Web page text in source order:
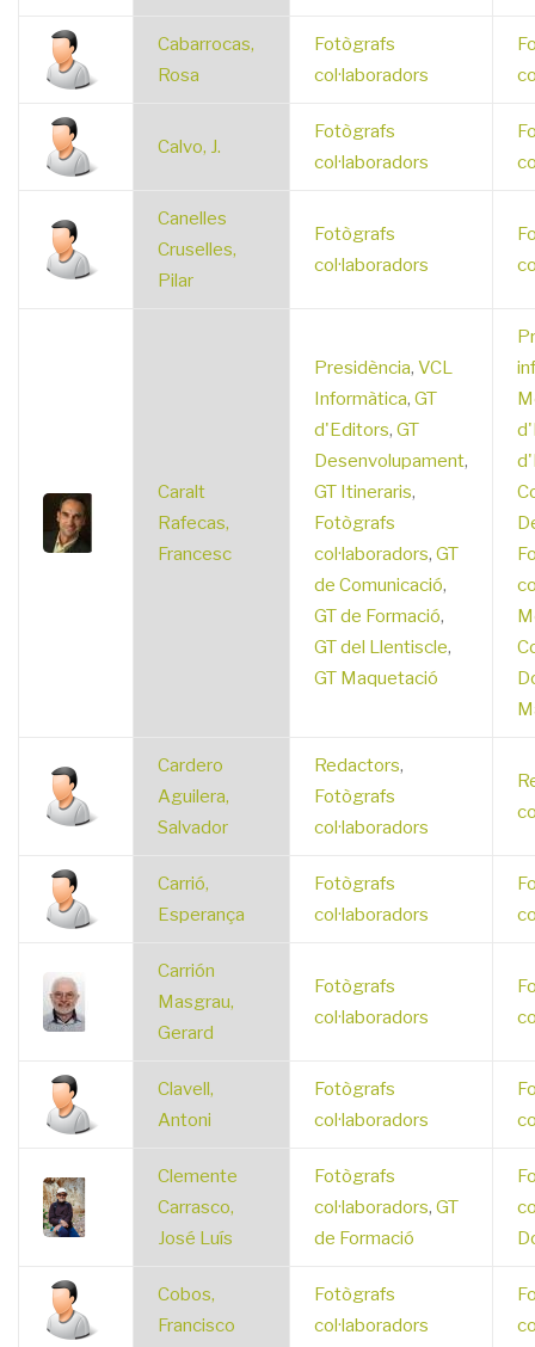
Cabarrocas,
Rosa
Fotògrafs
col·laboradors
Calvo, J.
Fotògrafs
col·laboradors
Canelles
Cruselles,
Pilar
Fotògrafs
col·laboradors
Caralt
Rafecas,
Francesc
Presidència, VCL
Informàtica, GT
d'Editors, GT
Desenvolupament,
GT Itineraris,
Fotògrafs
col·laboradors, GT
de Comunicació,
GT de Formació,
GT del Llentiscle,
GT Maquetació
Cardero
Aguilera,
Salvador
Redactors,
Fotògrafs
col·laboradors
Carrió,
Esperança
Fotògrafs
col·laboradors
Carrión
Masgrau,
Gerard
Fotògrafs
col·laboradors
Clavell,
Antoni
Fotògrafs
col·laboradors
Clemente
Carrasco,
José Luís
Fotògrafs
col·laboradors, GT
de Formació
Cobos,
Francisco
Fotògrafs
col·laboradors